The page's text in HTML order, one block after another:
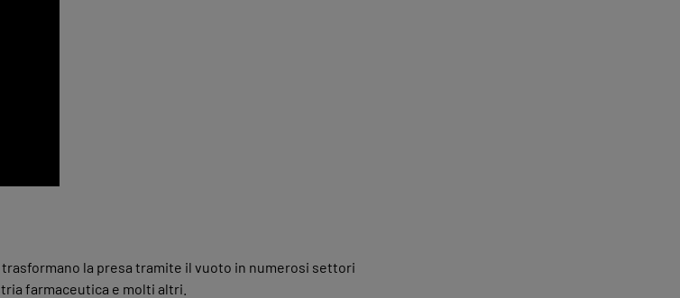
la presa tramite il vuoto in numerosi settori
farmaceutica e molti altri.